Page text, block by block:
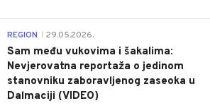
REGION 29.05.2026.
Sam među vukovima i šakalima:
Nevjerovatna reportaža o jedinom
stanovniku zaboravljenog zaseoka u
Dalmaciji (VIDEO)